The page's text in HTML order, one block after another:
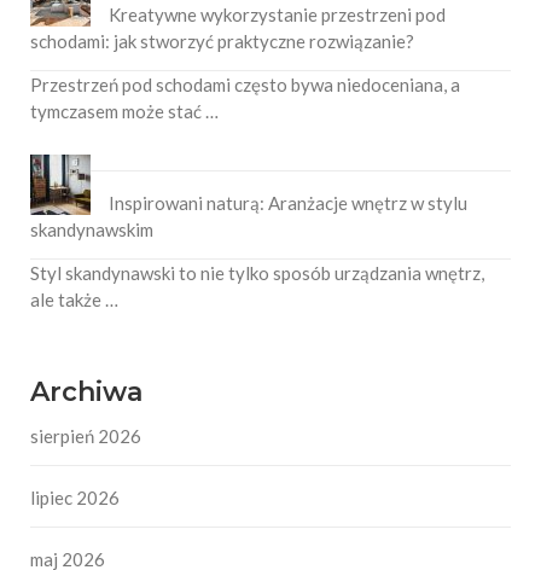
Kreatywne wykorzystanie przestrzeni pod
schodami: jak stworzyć praktyczne rozwiązanie?
Przestrzeń pod schodami często bywa niedoceniana, a
tymczasem może stać …
Inspirowani naturą: Aranżacje wnętrz w stylu
skandynawskim
Styl skandynawski to nie tylko sposób urządzania wnętrz,
ale także …
Archiwa
sierpień 2026
lipiec 2026
maj 2026